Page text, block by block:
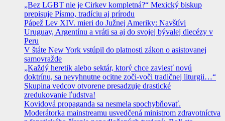
„Bez LGBT nie je Cirkev kompletná?“ Mexický biskup
prepisuje Písmo, tradíciu aj prírodu
Pápež Lev XIV. mieri do Južnej Ameriky: Navštívi
Uruguay, Argentínu a vráti sa aj do svojej bývalej diecézy v
Peru
V štáte New York vstúpil do platnosti zákon o asistovanej
samovražde
„Každý heretik alebo sektár, ktorý chce zaviesť novú
doktrínu, sa nevyhnutne ocitne zoči-voči tradičnej liturgii…“
Skupina vedcov otvorene presadzuje drastické
zredukovanie ľudstva!
Kovidová propaganda sa nesmela spochybňovať.
Moderátorka mainstreamu usvedčená ministrom zdravotníctva